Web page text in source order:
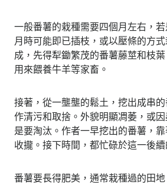
一般番薯的栽種需要四個月左右，
月時可能即已插枝，或以壓條的方
成，先得犁鋤繁茂的番薯藤莖和枝
用來餵養牛羊等家畜。
接著，從一壟壟的鬆土，挖出成串
作清污和取捨。外貌明顯凋萎，或
是要淘汰。作者一早挖出的番薯，
收攏。接下時間，都忙碌於這一後續
番薯要長得肥美，通常栽種過的田